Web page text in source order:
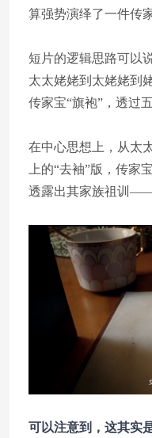
算强势演绎了一件传
短片的逻辑思路可以
太太姥姥到太姥姥到
传家宝“旗袍”，透过
在中心思想上，从太
上的“去袖”版，传家
透露出其家族祖训
可以注意到，这其实